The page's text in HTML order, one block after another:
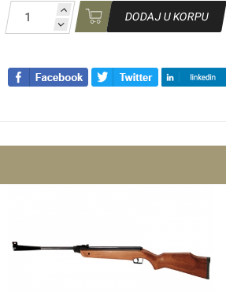
DODAJ U KORPU